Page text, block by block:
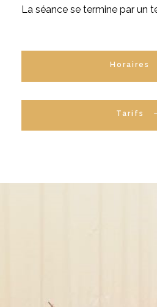
La séance se termine par un
Horaires
Tarifs